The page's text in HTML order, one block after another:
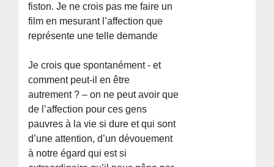
fiston. Je ne crois pas me faire un
film en mesurant l’affection que
représente une telle demande
Je crois que spontanément - et
comment peut-il en être
autrement ? – on ne peut avoir que
de l’affection pour ces gens
pauvres à la vie si dure et qui sont
d’une attention, d’un dévouement
à notre égard qui est si